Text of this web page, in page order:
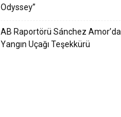
Odyssey”
AB Raportörü Sánchez
Yangın Uçağı Teşekkürü